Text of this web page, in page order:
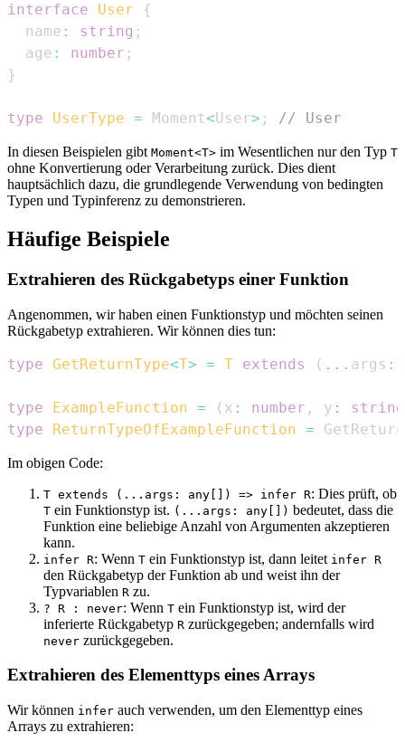
interface User
{
  name
: string ;
  age
: number ;
}
type UserType = Moment<User> ; // User
In diesen Beispielen gibt Moment<T> im Wesentlichen nur den Typ T
ohne Konvertierung oder Verarbeitung zurück. Dies dient
hauptsächlich dazu, die grundlegende Verwendung von bedingten
Typen und Typinferenz zu demonstrieren.
Häufige Beispiele
Extrahieren des Rückgabetyps einer Funktion
Angenommen, wir haben einen Funktionstyp und möchten seinen
Rückgabetyp extrahieren. Wir können dies tun:
type GetReturnType<T> = T extends ( ... args :
type ExampleFunction = ( x : number , y :
string
type
ReturnTypeOfExampleFunction =
Im obigen Code:
T extends (...args: any[]) => infer R: Dies prüft, ob
T ein Funktionstyp ist. (...args: any[]) bedeutet, dass die
Funktion eine beliebige Anzahl von Argumenten akzeptieren
kann.
infer R: Wenn T ein Funktionstyp ist, dann leitet infer R
den Rückgabetyp der Funktion ab und weist ihn der
Typvariablen R zu.
? R : never: Wenn T ein Funktionstyp ist, wird der
inferierte Rückgabetyp R zurückgegeben; andernfalls wird
never zurückgegeben.
Extrahieren des Elementtyps eines Arrays
Wir können infer auch verwenden, um den Elementtyp eines
Arrays zu extrahieren: